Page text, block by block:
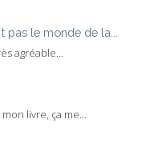
le monde de la...
agréable...
livre, ça me...